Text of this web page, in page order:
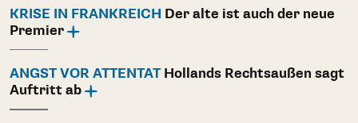
KRISE IN FRANKREICH Der alte ist auch der neue
Premier
ANGST VOR ATTENTATHollands Rechtsaußen sagt
Auftritt ab